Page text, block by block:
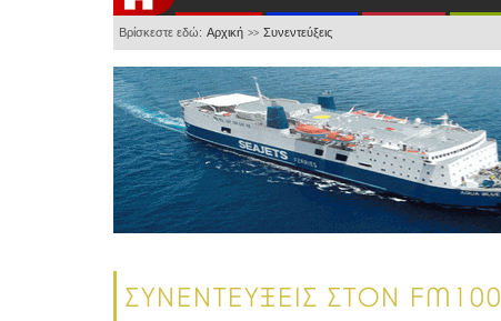
Βρίσκεστε εδώ: Αρχική >> Συνεντεύξεις
ΣΥΝΕΝΤΕΥΞΕΙΣ ΣΤΟΝ FM100